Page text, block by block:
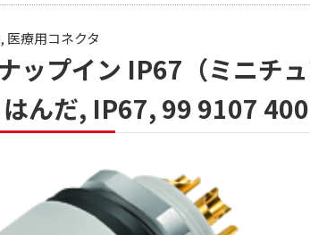
医療用コネクタ
ップイン IP67（ミニチ
んだ, IP67, 99 9107